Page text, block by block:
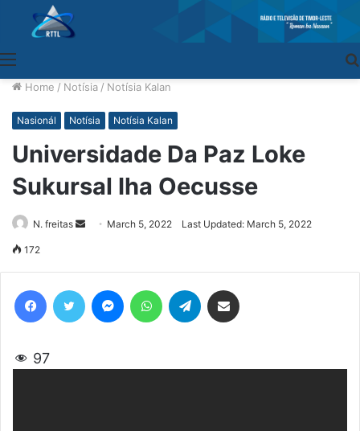
Home / Notísia / Notísia Kalan
Nasionál Notísia Notísia Kalan
Universidade Da Paz Loke
Sukursal Iha Oecusse
N. freitas
SendMarch 5, 2022 Last Updated: March 5, 2022
172
97